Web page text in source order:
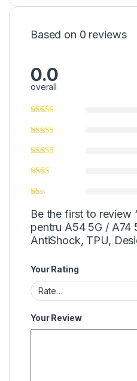
Based on 0 reviews
0.0
overall
Be the first to review
pentru A54 5G / A74
AntiShock, TPU,
Your Rating
Your Review